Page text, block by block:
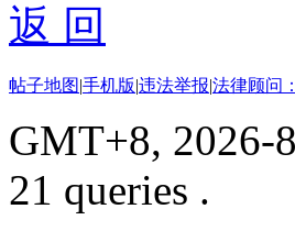
返 回
帖子地图|手机版|违法举报|法律顾问
GMT+8, 2026-
21 queries .